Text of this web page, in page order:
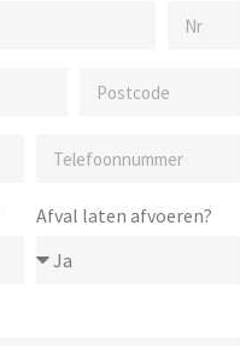
Afval laten afvoeren?